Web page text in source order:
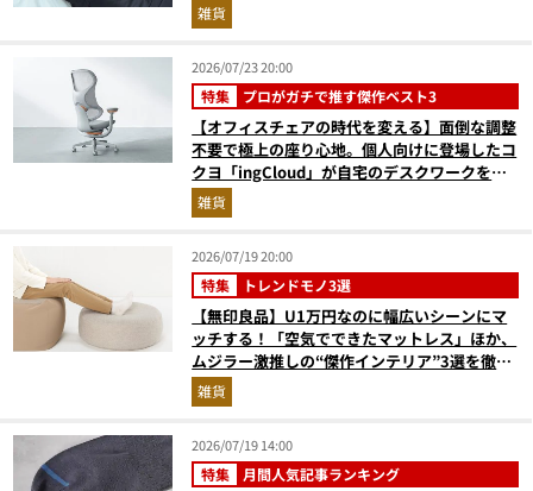
雑貨
2026/07/23 20:00
特集 プロがガチで推す傑作ベスト3
【オフィスチェアの時代を変える】面倒な調整
不要で極上の座り心地。個人向けに登場したコ
クヨ「ingCloud」が自宅のデスクワークを激
変させる3つの理由
雑貨
2026/07/19 20:00
特集 トレンドモノ3選
【無印良品】U1万円なのに幅広いシーンにマ
ッチする！「空気でできたマットレス」ほか、
ムジラー激推しの“傑作インテリア”3選を徹底
解説
雑貨
2026/07/19 14:00
特集 月間人気記事ランキング